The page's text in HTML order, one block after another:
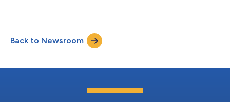
る基調講演、パネルディスカッション、独自のマーケットインテ
リジェンス、顧客との戦略的な交流（IFAリテール・リーダー
ズ・サミット、第4回NIQ Business Breakfast、中小企業（SMB）
速な変化を、グローバルなテクノロジー・エコシステムにとって
す。 今年のIFAのテーマ「The Future Is Now（未来は今）」の
下、NIQは、AIを活用したイノベーションや買い物客の期待の変
Back to Newsroom